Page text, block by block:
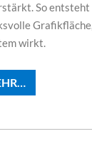
So entsteht
wirkt.